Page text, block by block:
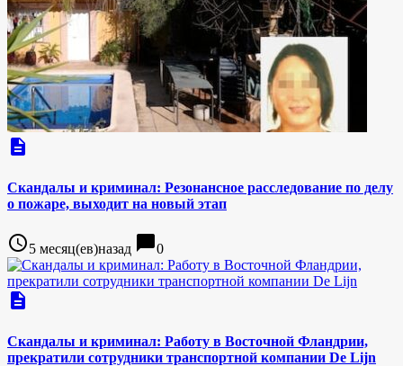
description
Скандалы и криминал: Резонансное расследование по делу
о пожаре, выходит на новый этап
access_time5 месяц(ев)назад chat_bubble0
description
Скандалы и криминал: Работу в Восточной Фландрии,
прекратили сотрудники транспортной компании De Lijn